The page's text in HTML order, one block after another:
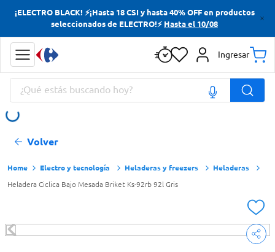
¡ELECTRO BLACK! ⚡¡Hasta 18 CSI y hasta 40% OFF en productos
seleccionados de ELECTRO!⚡ Hasta el 10/08
Ingresar
¿Qué estás buscando hoy?
Volver
Electro y tecnología Heladeras y freezers Heladeras
Heladera Ciclica Bajo Mesada Briket Ks-92rb 92l Gris
Términos más buscados
Yerba
Cerveza
Doves
Términos más buscados
Yerba
Cerveza
Doves